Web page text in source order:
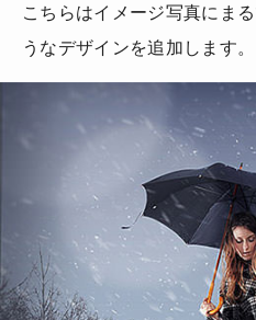
こちらはイメージ写真にま
うなデザインを追加します。